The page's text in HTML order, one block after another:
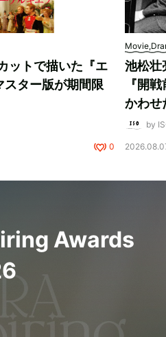
ットで描いた『エ
スター版が期間限
0
池松壮
『開
かわせ
by
Awards